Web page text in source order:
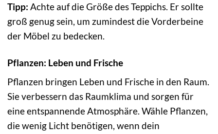
Tipp: Achte auf die Größe des Teppichs. Er sollte
groß genug sein, um zumindest die Vorderbeine
der Möbel zu bedecken.
Pflanzen: Leben und Frische
Pflanzen bringen Leben und Frische in den Raum.
Sie verbessern das Raumklima und sorgen für
eine entspannende Atmosphäre. Wähle Pflanzen,
die wenig Licht benötigen, wenn dein